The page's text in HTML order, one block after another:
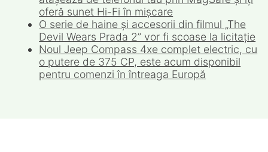
oferă sunet Hi-Fi în mișcare
O serie de haine și accesorii din filmul „The
Devil Wears Prada 2” vor fi scoase la licitație
Noul Jeep Compass 4xe complet electric, cu
o putere de 375 CP, este acum disponibil
pentru comenzi în întreaga Europă